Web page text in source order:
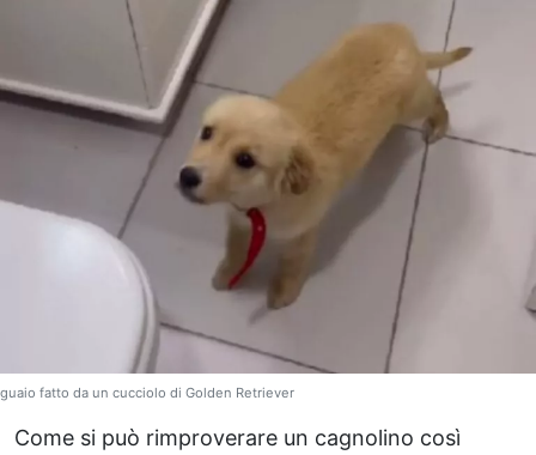
guaio fatto da un cucciolo di Golden Retriever
Come si può rimproverare un cagnolino così